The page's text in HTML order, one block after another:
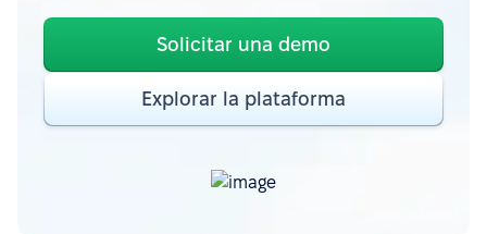
Solicitar una demo
Explorar la plataforma